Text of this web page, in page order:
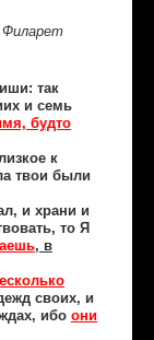
так
и семь
будто
к
твои были
и храни и
то Я
, в
своих, и
ибо они